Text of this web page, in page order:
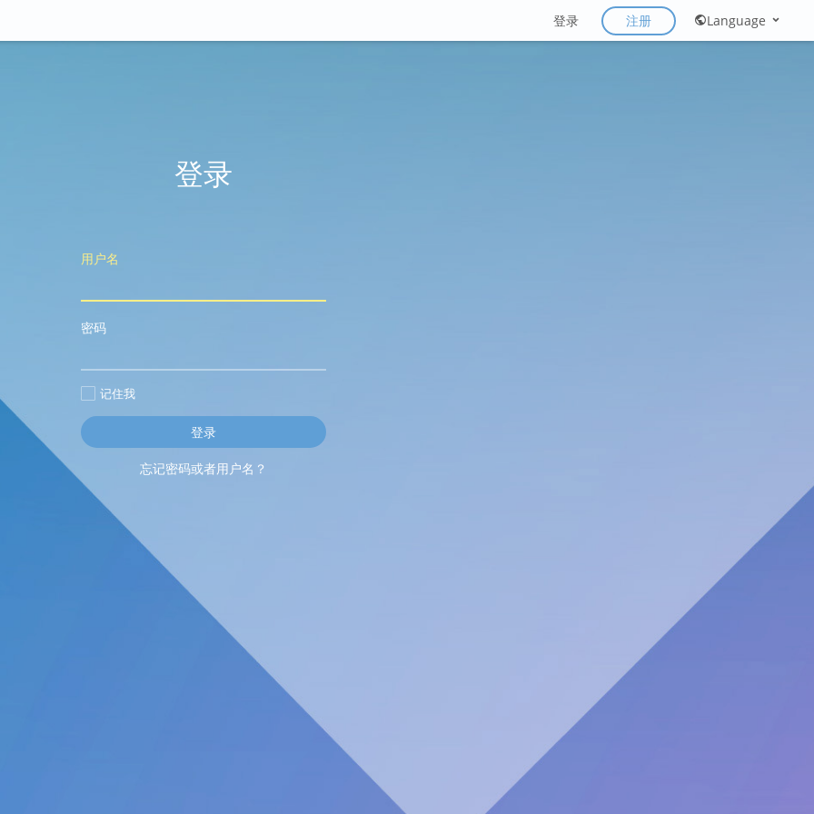
登录 注册 Language
登录
用户名
密码
记住我
忘记密码或者用户名？